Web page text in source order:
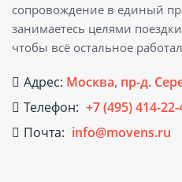
сопровождение в единый
занимаетесь целями
чтобы всё остальное
Адрес: Москва, пр-д.
Телефон: +7 (495) 414-
Почта: info@movens.ru